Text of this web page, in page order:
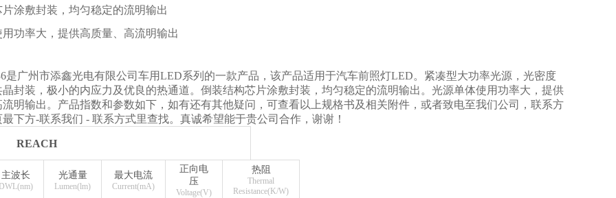
涂敷封装，均匀稳定的流明输出
功率大，提供高质量、高流明输出
是广州市添鑫光电有限公司车用LED系列的一款产品，该产品适用于汽车前照灯LED。紧凑型大功率光源，光密度
封装，极小的内应力及优良的热通道。倒装结构芯片涂敷封装，均匀稳定的流明输出。光源单体使用功率大，提供
明输出。产品指数和参数如下，如有还有其他疑问，可查看以上规格书及相关附件，或者致电至我们公司，联系方
下方-联系我们 - 联系方式里查找。真诚希望能于贵公司合作，谢谢！
REACH
主波长 光通量
Lumen(lm)
最大电流
Current(mA)
正向电
压
Voltage(V)
热阻
Thermal
Resistance(K/W)